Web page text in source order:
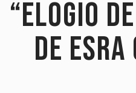
“Elogio
de